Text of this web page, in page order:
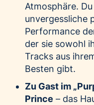
Atmosphäre.
unvergessliche
Performance
der sie sowohl
Tracks aus
Besten gibt.
Zu Gast im
Prince – das